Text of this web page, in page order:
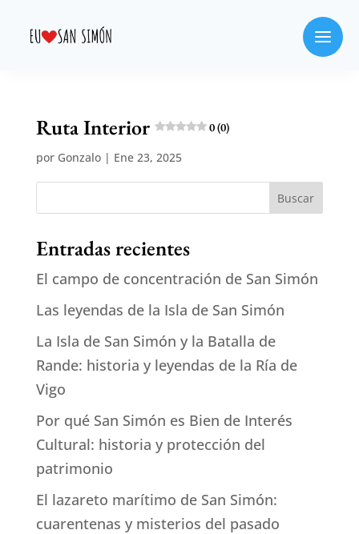
Ruta Interior
0 (0)
por Gonzalo| Ene 23, 2025
Buscar
Entradas recientes
El campo de concentración de San Simón
Las leyendas de la Isla de San Simón
La Isla de San Simón y la Batalla de
Rande: historia y leyendas de la Ría de
Vigo
Por qué San Simón es Bien de Interés
Cultural: historia y protección del
patrimonio
El lazareto marítimo de San Simón:
cuarentenas y misterios del pasado